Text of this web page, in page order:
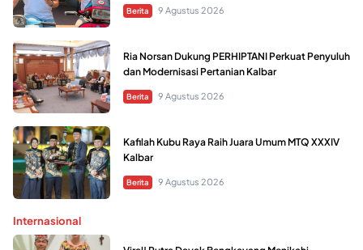
Berita 9 Agustus 2026
Ria Norsan Dukung PERHIPTANI Perkuat Penyuluh
dan Modernisasi Pertanian Kalbar
Berita 9 Agustus 2026
Kafilah Kubu Raya Raih Juara Umum MTQ XXXIV
Kalbar
Berita 9 Agustus 2026
Internasional